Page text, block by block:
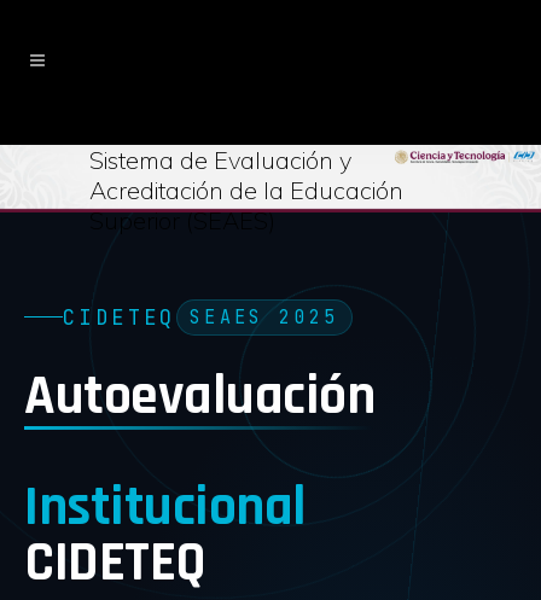
Sistema de Evaluación y
Acreditación de la Educación
Superior (SEAES)
CIDETEQ SEAES 2025
Autoevaluación
Institucional
CIDETEQ